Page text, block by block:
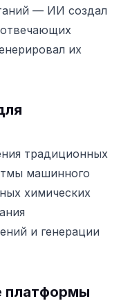
— ИИ создал
их
традиционных
машинного
химических
и генерации
платформы